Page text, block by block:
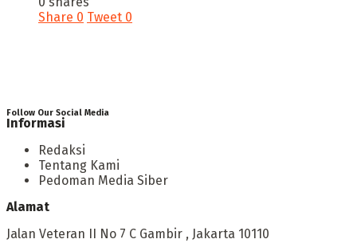
Share 0 Tweet 0
Follow Our Social Media
Informasi
Redaksi
Tentang Kami
Pedoman Media Siber
Alamat
Jalan Veteran II No 7 C Gambir , Jakarta 10110